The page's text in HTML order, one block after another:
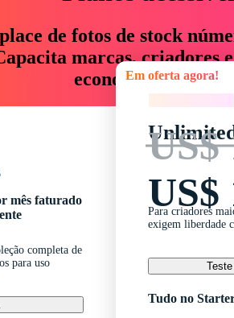
de fotos de stock
marcas, criadores
economizam até
mês faturado
completa de
para uso
Em oferta agora!
US$
US$
Para criadores
exigem liberdade
Tudo no